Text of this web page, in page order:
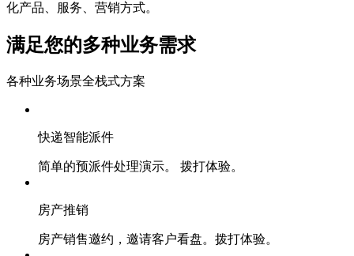
化产品、服务、营销方式。
满足您的多种业务需求
各种业务场景全栈式方案
快递智能派件
简单的预派件处理演示。 拨打体验。
房产推销
房产销售邀约，邀请客户看盘。拨打体验。